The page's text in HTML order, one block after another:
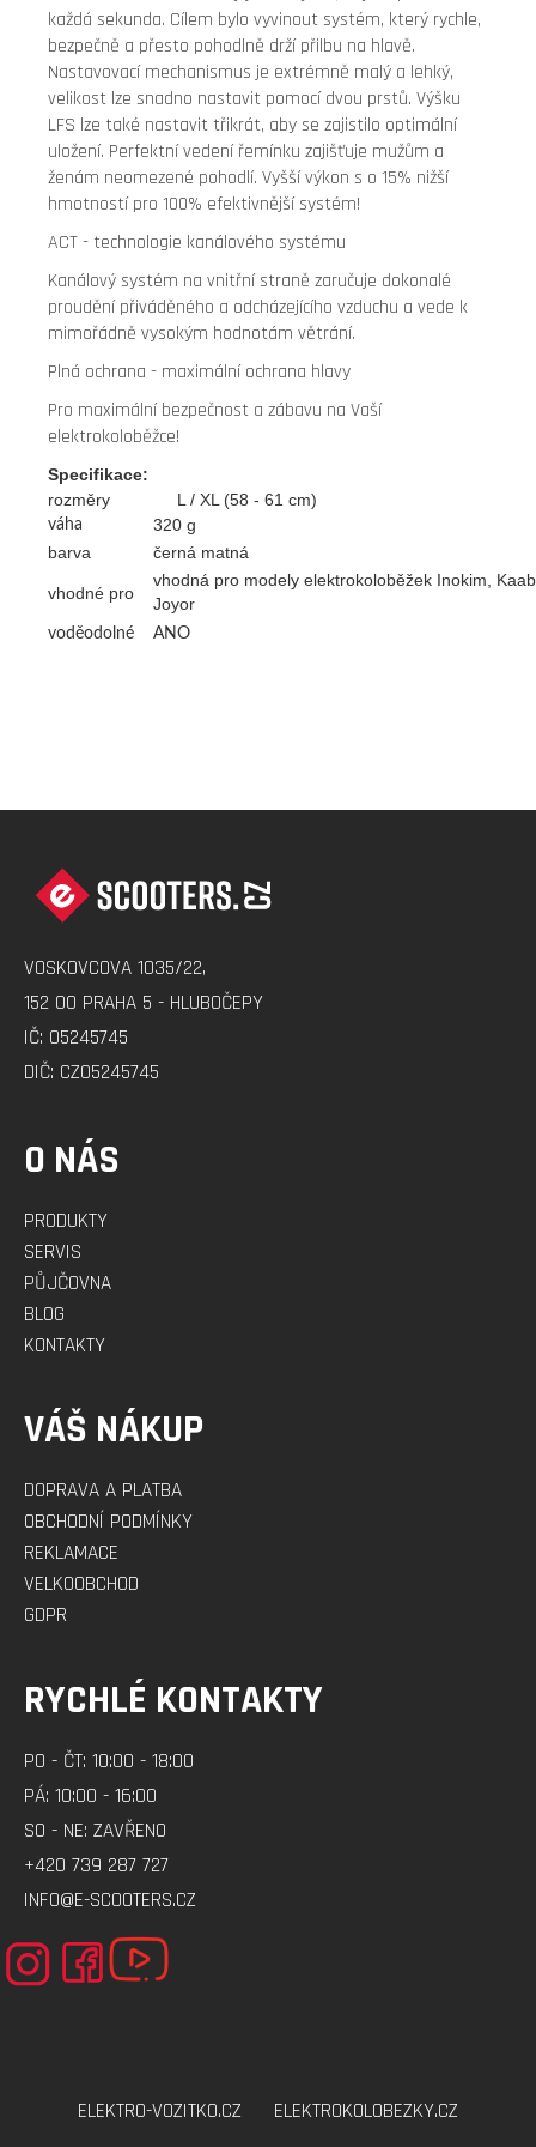
každá sekunda. Cílem bylo vyvinout systém, který rychle,
bezpečně a přesto pohodlně drží přilbu na hlavě.
Nastavovací mechanismus je extrémně malý a lehký,
velikost lze snadno nastavit pomocí dvou prstů. Výšku
LFS lze také nastavit třikrát, aby se zajistilo optimální
uložení. Perfektní vedení řemínku zajišťuje mužům a
ženám neomezené pohodlí. Vyšší výkon s o 15% nižší
hmotností pro 100% efektivnější systém!
ACT - technologie kanálového systému
Kanálový systém na vnitřní straně zaručuje dokonalé
proudění přiváděného a odcházejícího vzduchu a vede k
mimořádně vysokým hodnotám větrání.
Plná ochrana - maximální ochrana hlavy
Pro maximální bezpečnost a zábavu na Vaší
elektrokoloběžce!
Specifikace:
rozměry L / XL (58 - 61 cm)
váha
320 g
barva
černá matná
vhodné pro
vhodná pro modely elektrokoloběžek Inokim,
Joyor
voděodolné ANO
VOSKOVCOVA 1035/22,
152 00 PRAHA 5 - HLUBOČEPY
IČ: 05245745
DIČ: CZ05245745
O NÁS
PRODUKTY
SERVIS
PŮJČOVNA
BLOG
KONTAKTY
VÁŠ NÁKUP
DOPRAVA A PLATBA
OBCHODNÍ PODMÍNKY
REKLAMACE
VELKOOBCHOD
GDPR
RYCHLÉ KONTAKTY
PO - ČT: 10:00 - 18:00
PÁ: 10:00 - 16:00
SO - NE: ZAVŘENO
+420 739 287 727
INFO@E-SCOOTERS.CZ
ELEKTRO-VOZITKO.CZ ELEKTROKOLOBEZKY.CZ